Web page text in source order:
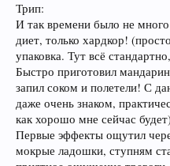
Трип:
И так времени было не
диет, только хардкор!
упаковка. Тут всё
Быстро приготовил
запил соком и полетели! С
даже очень знаком,
как хорошо мне сейчас
Первые эффекты ощутил
мокрые ладошки, ступням